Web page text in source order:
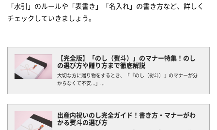
「水引」のルールや「表書き」「名入れ」の書き方など、詳しく
チェックしていきましょう。
【完全版】「のし（熨斗）」のマナー特集！のし
の選び方や贈り方まで徹底解説
大切な方に贈り物をするとき、「『のし（熨斗）』のマナーが分
からなくて不安...」...
出産内祝いのし完全ガイド！書き方・マナーがわ
かる熨斗の選び方